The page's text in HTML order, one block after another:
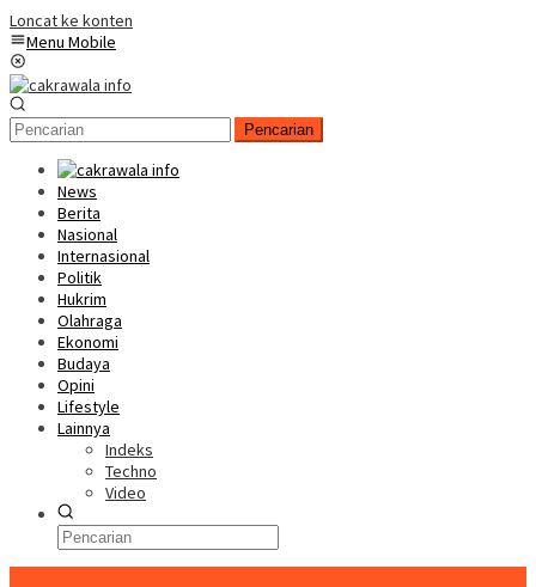
Loncat ke konten
Menu Mobile
Pencarian
News
Berita
Nasional
Internasional
Politik
Hukrim
Olahraga
Ekonomi
Budaya
Opini
Lifestyle
Lainnya
Indeks
Techno
Video